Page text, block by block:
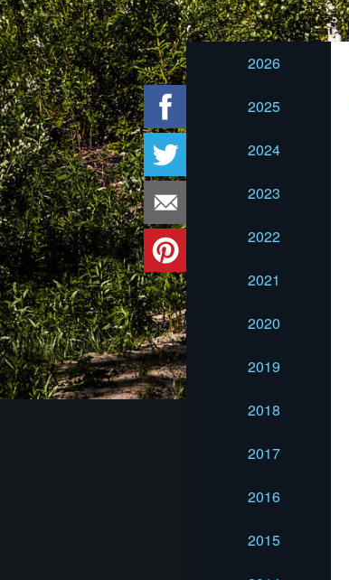
2026
2025
2024
2023
2022
2021
2020
2019
2018
2017
2016
2015